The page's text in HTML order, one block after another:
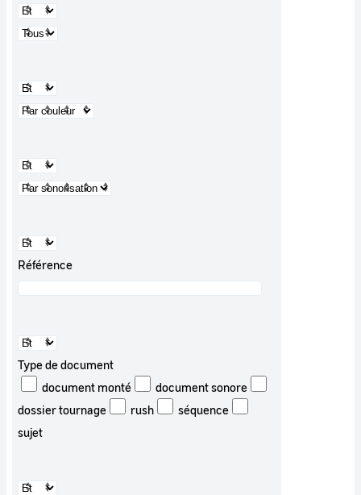
Référence
Type de document
document monté
document sonore
dossier tournage
rush
séquence
sujet